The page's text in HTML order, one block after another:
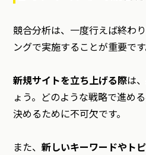
競合分析は、一度行えば終わ
ングで実施することが重要です
新規サイトを立ち上げる際は
ょう。どのような戦略で進め
決めるために不可欠です。
また、新しいキーワードやト